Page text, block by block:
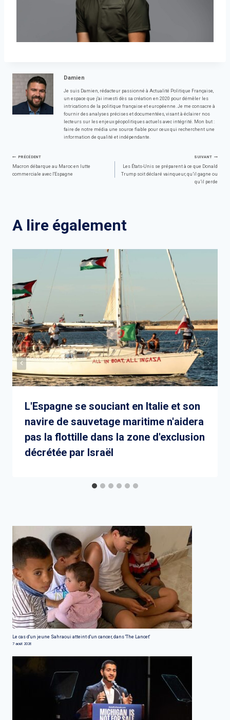
Damien
Je suis Damien, rédacteur passionné à Actualité Politique Française,
un espace que j'ai investi dès sa création en 2020 pour démêler les
intrications de la politique française et européenne. Je me consacre à
fournir des analyses précises et documentées, visant à éclairer nos
lecteurs sur les enjeux géopolitiques actuels avec intégrité. Mon but :
faire de notre média une source fiable pour ceux qui recherchent une
information de qualité et indépendante.
Navigation
PRÉCÉDENT
Macron débarque au Maroc en lutte
commerciale avec l'Espagne
SUIVANT
Les États-Unis se préparent à ce que Donald
Trump soit déclaré vainqueur, qu’il gagne ou
qu’il perde
A lire également
L'Espagne se souciant en Italie et son
navire de sauvetage maritime n'aidera
pas la flottille dans la zone d'exclusion
décrétée par Israël
Le cas d'un jeune Sahraoui atteint d'un cancer, dans 'The Lancet'
7 août 2026